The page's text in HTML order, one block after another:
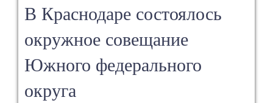
В Краснодаре состоялось
окружное совещание
Южного федерального
округа